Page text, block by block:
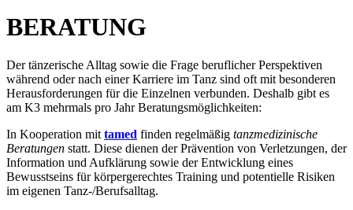
BERATUNG
Der tänzerische Alltag sowie die Frage beruflicher Perspektiven
während oder nach einer Karriere im Tanz sind oft mit besonderen
Herausforderungen für die Einzelnen verbunden. Deshalb gibt es
am K3 mehrmals pro Jahr Beratungsmöglichkeiten:
In Kooperation mit tamed finden regelmäßig tanzmedizinische
Beratungen statt. Diese dienen der Prävention von Verletzungen, der
Information und Aufklärung sowie der Entwicklung eines
Bewusstseins für körpergerechtes Training und potentielle Risiken
im eigenen Tanz-/Berufsalltag.